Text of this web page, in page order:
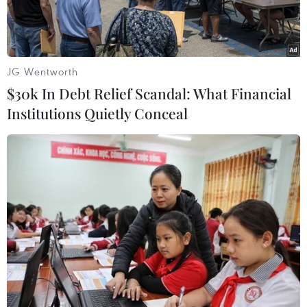
Liverpool giành chức vô địch FA Cup mùa này. (Nguồn: Getty
Images)
Liverpool đã trở thành nhà vô địch Cúp FA (FA
Cup) mùa này sau khi vượt qua Chelsea ở chung
kết trên sân Wembley.
The Kop đánh bại The Blues 6-5 ở loạt "đấu
súng," sau khi hai đội cầm hòa nhau 0-0 trong
JG Wentworth
$30k In Debt Relief Scandal: What Financial
Institutions Quietly Conceal